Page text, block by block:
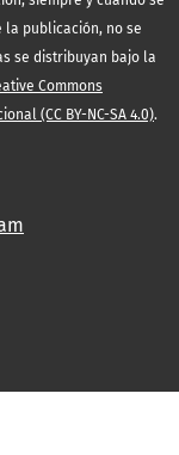
publicación, no se
se distribuyan bajo la
Commons
(CC BY-NC-SA 4.0).